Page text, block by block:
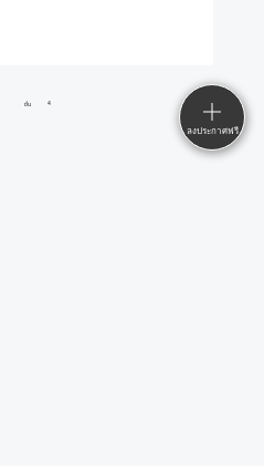
4
ชั้น
ลงประกาศฟรี